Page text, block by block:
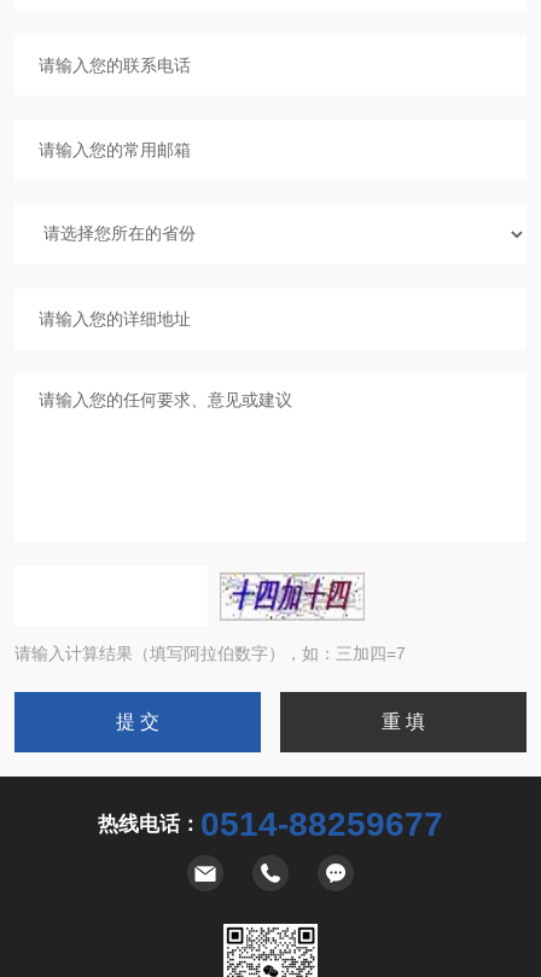
请输入计算结果（填写阿拉伯数字），如：三加四=7
热线电话： 0514-88259677